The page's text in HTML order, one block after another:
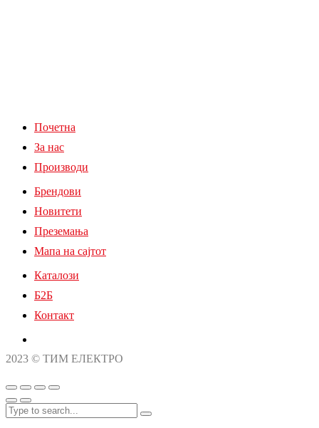
Почетна
За нас
Производи
Брендови
Новитети
Преземања
Мапа на сајтот
Каталози
Б2Б
Контакт
2023 © ТИМ ЕЛЕКТРО